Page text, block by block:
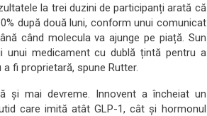
la trei duzini de participanți arată că
după două luni, conform unui comunicat
când molecula va ajunge pe piață. Sun
unui medicament cu dublă țintă pentru a
fi proprietară, spune Rutter.
și mai devreme. Innovent a încheiat un
care imită atât GLP-1, cât și hormonul